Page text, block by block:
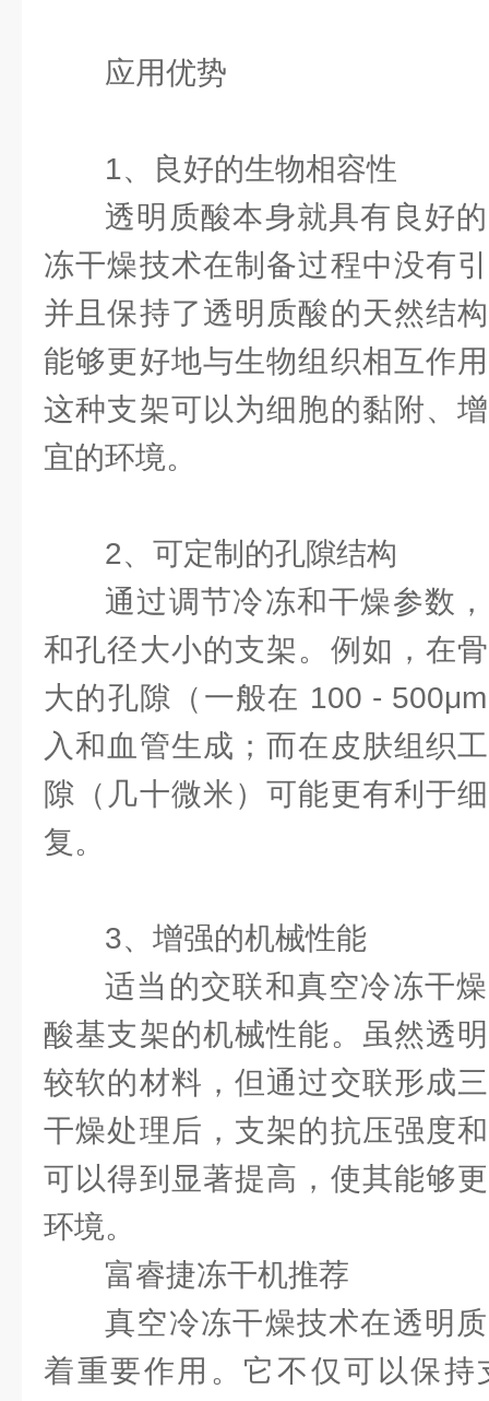
应用优势
1、良好的生物相容性
透明质酸本身就具有良好
冻干燥技术在制备过程中没有
并且保持了透明质酸的天然结
能够更好地与生物组织相互作
这种支架可以为细胞的黏附、
宜的环境。
2、可定制的孔隙结构
通过调节冷冻和干燥参数
和孔径大小的支架。例如，在
大的孔隙（一般在 100 -
入和血管生成；而在皮肤组织
隙（几十微米）可能更有利于
复。
3、增强的机械性能
适当的交联和真空冷冻干
酸基支架的机械性能。虽然透
较软的材料，但通过交联形成
干燥处理后，支架的抗压强度
可以得到显著提高，使其能够
环境。
富睿捷冻干机推荐
真空冷冻干燥技术在透明
着重要作用。它不仅可以保持